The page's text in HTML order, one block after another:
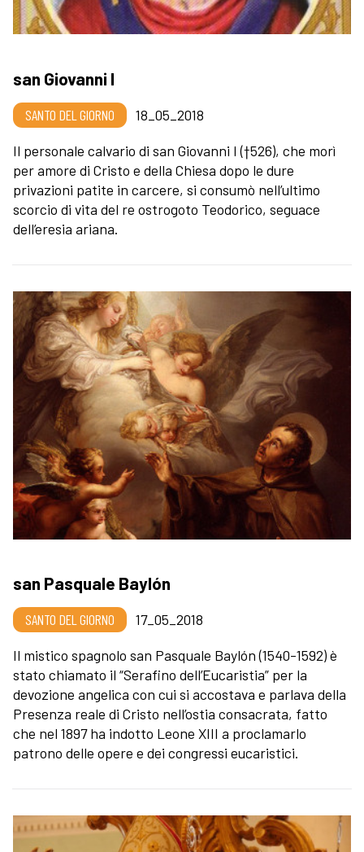
san Giovanni I
SANTO DEL GIORNO
18_05_2018
Il personale calvario di san Giovanni I (†526), che morì
per amore di Cristo e della Chiesa dopo le dure
privazioni patite in carcere, si consumò nell’ultimo
scorcio di vita del re ostrogoto Teodorico, seguace
dell’eresia ariana.
san Pasquale Baylón
SANTO DEL GIORNO
17_05_2018
Il mistico spagnolo san Pasquale Baylón (1540-1592) è
stato chiamato il “Serafino dell’Eucaristia” per la
devozione angelica con cui si accostava e parlava della
Presenza reale di Cristo nell’ostia consacrata, fatto
che nel 1897 ha indotto Leone XIII a proclamarlo
patrono delle opere e dei congressi eucaristici.